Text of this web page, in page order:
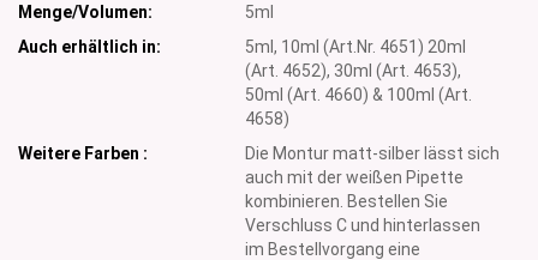
Menge/Volumen:
5ml
Auch erhältlich in:
5ml, 10ml (Art.Nr. 4651) 20ml
(Art. 4652), 30ml (Art. 4653),
50ml (Art. 4660) & 100ml (Art.
4658)
Weitere Farben :
Die Montur matt-silber lässt sich
auch mit der weißen Pipette
kombinieren. Bestellen Sie
Verschluss C und hinterlassen
im Bestellvorgang eine